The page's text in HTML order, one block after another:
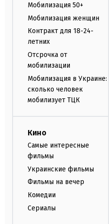
Мобилизация 50+
Мобилизация женщин
Контракт для 18-24-
летних
Отсрочка от
мобилизации
Мобилизация в Украине:
сколько человек
мобилизует ТЦК
Кино
Самые интересные
фильмы
Украинские фильмы
Фильмы на вечер
Комедии
Сериалы